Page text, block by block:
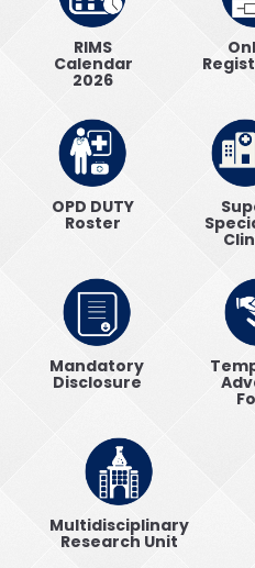
RIMS
Calendar
2026
OPD DUTY
Roster
Mandatory
Disclosure
Multidisciplinary
Research Unit